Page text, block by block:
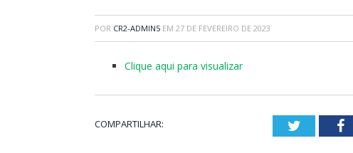
POR CR2-ADMIN5 EM 27 DE FEVEREIRO DE 2023
Clique aqui para visualizar
COMPARTILHAR: Twitter